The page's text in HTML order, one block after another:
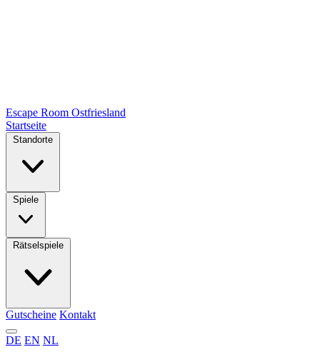
Escape Room Ostfriesland
Startseite
Standorte
Spiele
Rätselspiele
Gutscheine Kontakt
DE EN NL